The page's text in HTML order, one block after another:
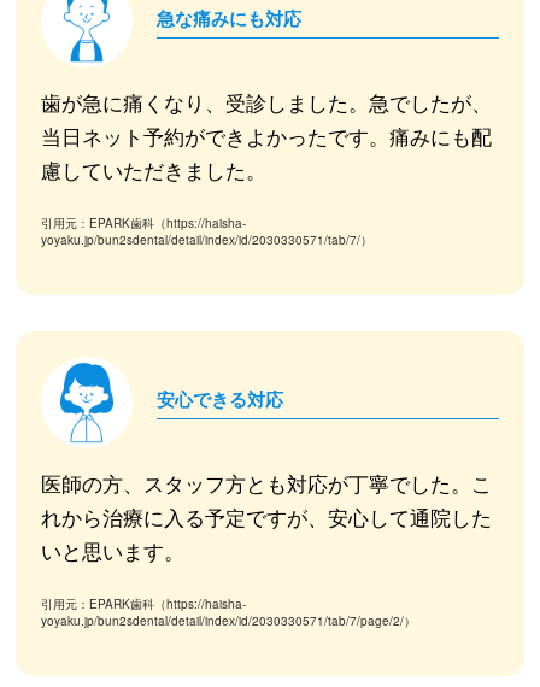
急な痛みにも対応
歯が急に痛くなり、受診しました。急でしたが、
当日ネット予約ができよかったです。痛みにも配
慮していただきました。
引用元：EPARK歯科（https://haisha-
yoyaku.jp/bun2sdental/detail/index/id/2030330571/tab/7/）
安心できる対応
医師の方、スタッフ方とも対応が丁寧でした。こ
れから治療に入る予定ですが、安心して通院した
いと思います。
引用元：EPARK歯科（https://haisha-
yoyaku.jp/bun2sdental/detail/index/id/2030330571/tab/7/page/2/）